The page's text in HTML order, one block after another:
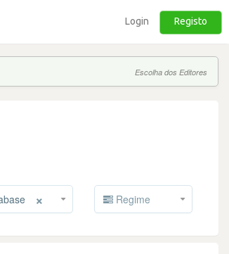
Login Registo
Escolha dos Editores
× Regime